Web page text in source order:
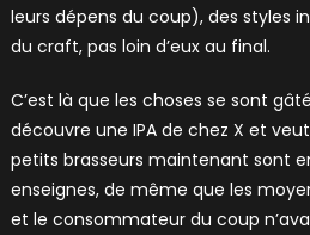
leurs dépens du coup), des styles
du craft, pas loin d’eux au final.
C’est là que les choses se sont
découvre une IPA de chez X et
petits brasseurs maintenant sont
enseignes, de même que les
et le consommateur du coup